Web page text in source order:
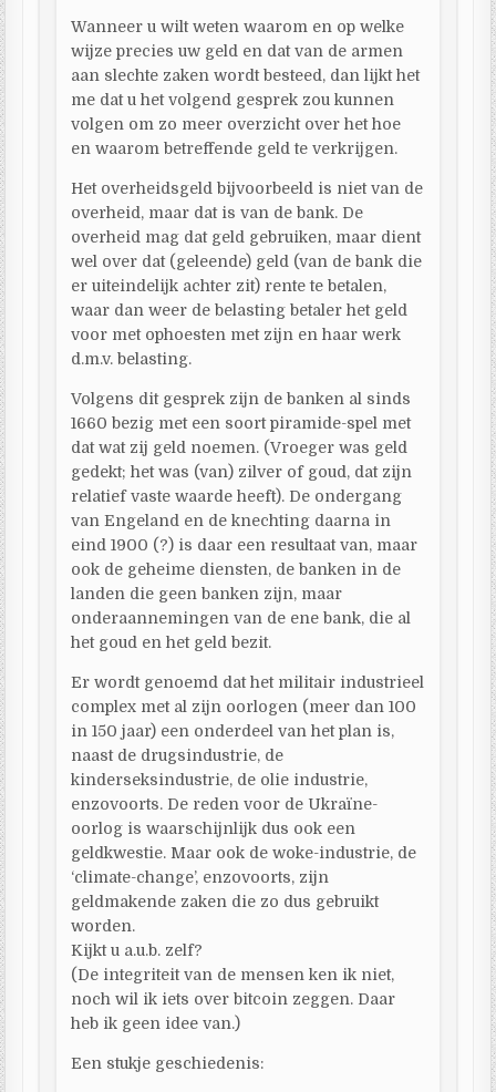
Wanneer u wilt weten waarom en op welke
wijze precies uw geld en dat van de armen
aan slechte zaken wordt besteed, dan lijkt het
me dat u het volgend gesprek zou kunnen
volgen om zo meer overzicht over het hoe
en waarom betreffende geld te verkrijgen.
Het overheidsgeld bijvoorbeeld is niet van de
overheid, maar dat is van de bank. De
overheid mag dat geld gebruiken, maar dient
wel over dat (geleende) geld (van de bank die
er uiteindelijk achter zit) rente te betalen,
waar dan weer de belasting betaler het geld
voor met ophoesten met zijn en haar werk
d.m.v. belasting.
Volgens dit gesprek zijn de banken al sinds
1660 bezig met een soort piramide-spel met
dat wat zij geld noemen. (Vroeger was geld
gedekt; het was (van) zilver of goud, dat zijn
relatief vaste waarde heeft). De ondergang
van Engeland en de knechting daarna in
eind 1900 (?) is daar een resultaat van, maar
ook de geheime diensten, de banken in de
landen die geen banken zijn, maar
onderaannemingen van de ene bank, die al
het goud en het geld bezit.
Er wordt genoemd dat het militair industrieel
complex met al zijn oorlogen (meer dan 100
in 150 jaar) een onderdeel van het plan is,
naast de drugsindustrie, de
kinderseksindustrie, de olie industrie,
enzovoorts. De reden voor de Ukraïne-
oorlog is waarschijnlijk dus ook een
geldkwestie. Maar ook de woke-industrie, de
‘climate-change’, enzovoorts, zijn
geldmakende zaken die zo dus gebruikt
worden.
Kijkt u a.u.b. zelf?
(De integriteit van de mensen ken ik niet,
noch wil ik iets over bitcoin zeggen. Daar
heb ik geen idee van.)
Een stukje geschiedenis: